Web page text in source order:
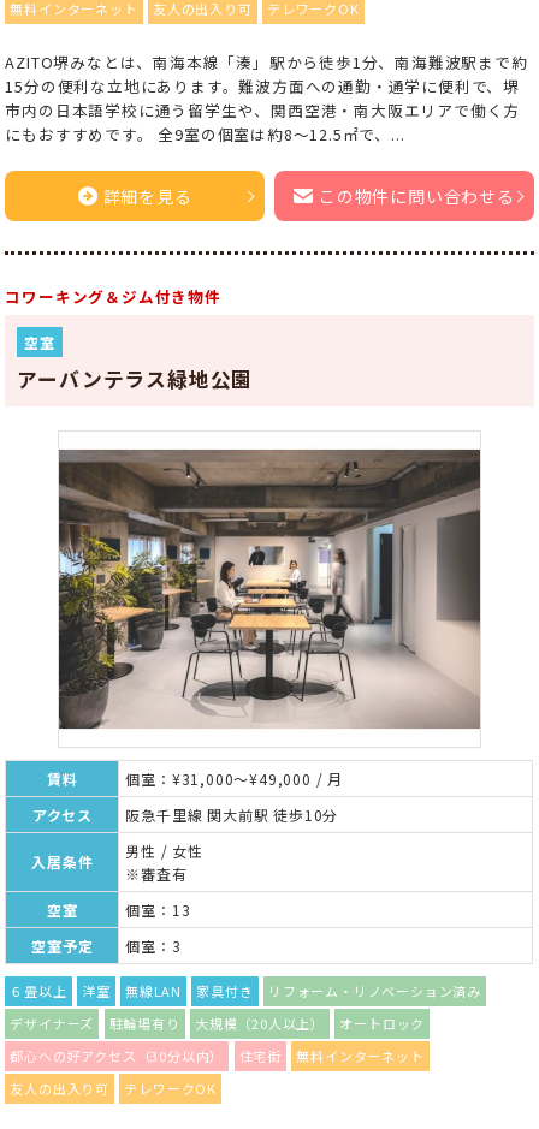
無料インターネット
友人の出入り可 テレワークOK
AZITO堺みなとは、南海本線「湊」駅から徒歩1分、南海難波駅まで約
15分の便利な立地にあります。難波方面への通勤・通学に便利で、堺
市内の日本語学校に通う留学生や、関西空港・南大阪エリアで働く方
にもおすすめです。 全9室の個室は約8～12.5㎡で、...
詳細を見る この物件に問い合わせる
コワーキング＆ジム付き物件
空室
アーバンテラス緑地公園
賃料
個室：¥31,000～¥49,000 / 月
アクセス
阪急千里線 関大前駅 徒歩10分
入居条件
男性 / 女性
※審査有
空室
個室：13
空室予定
個室：3
６畳以上 洋室 無線LAN 家具付き
リフォーム・リノベーション済み
デザイナーズ
駐輪場有り 大規模（20人以上）
オートロック
都心への好アクセス（30分以内）
住宅街
無料インターネット
友人の出入り可
テレワークOK